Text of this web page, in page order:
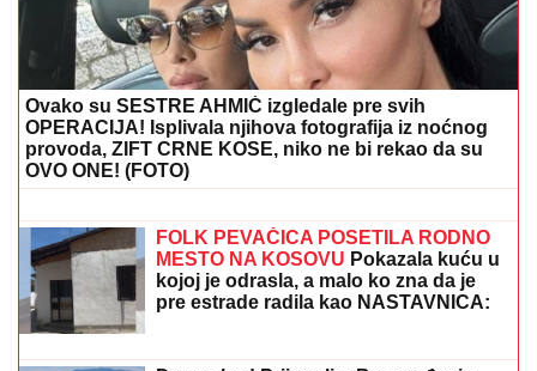
"RAZOČARALA SAM SE, MNOGI SU
NESTALI NAKON SAŠINE SMRTI"
Suzana Jovanović otkrila da su je
zaboravili ljudi sa estrade: "Plaše se"
GRČKO LETO ŽENE OGNJENA
AMIDŽIĆA!
MINI BIKINIJU (FOTO)